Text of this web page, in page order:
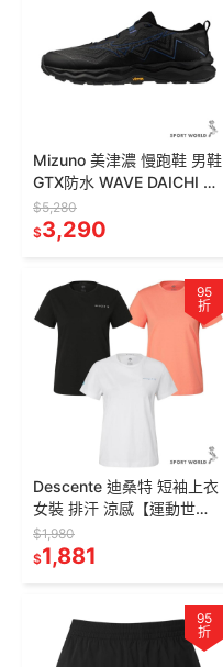
Mizuno 美津濃 慢跑鞋 男鞋
GTX防水 WAVE DAICHI 9
黑藍【運動世界】
J1GJ255612
$5,280
$3,290
95
折
Descente 迪桑特 短袖上衣
女裝 排汗 涼感【運動世
界】SR122PTS31-
BLK0/ORG0/WHT0
$1,980
$1,881
95
折